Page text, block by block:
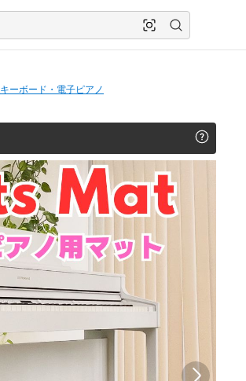
キーボード・電子ピアノ